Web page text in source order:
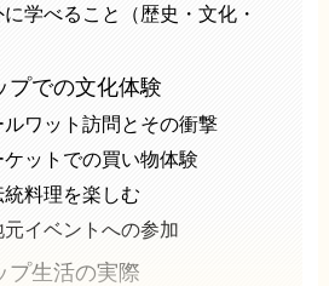
学べること（歴史・文化・
プでの文化体験
ルワット訪問とその衝撃
ットでの買い物体験
統料理を楽しむ
イベントへの参加
プ生活の実際